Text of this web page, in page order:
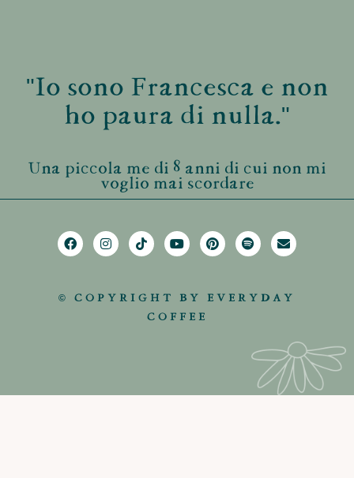
"Io sono Francesca e non
ho paura di nulla."
Una piccola me di 8 anni di cui non mi
voglio mai scordare
© COPYRIGHT BY EVERYDAY
COFFEE